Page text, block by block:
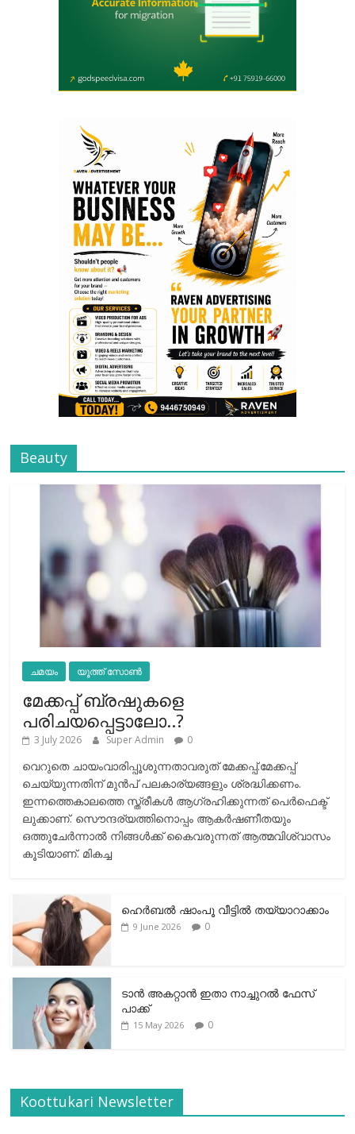
Beauty
ചമയം യൂത്ത് സോൺ
മേക്കപ്പ് ബ്രഷുകളെ
പരിചയപ്പെട്ടാലോ..?
3 July 2026 Super Admin 0
വെറുതെ ചായംവാരിപ്പൂശുന്നതാവരുത് മേക്കപ്പ്.മേക്കപ്പ്
ചെയ്യുന്നതിന് മുന്‍പ് പലകാര്യങ്ങളും ശ്രദ്ധിക്കണം.
ഇന്നത്തെകാലത്തെ സ്ത്രീകള്‍ ആഗ്രഹിക്കുന്നത് പെര്‍ഫെക്ട്
ലുക്കാണ്. സൌന്ദര്യത്തിനൊപ്പം ആകര്‍ഷണീതയും
ഒത്തുചേര്‍ന്നാല്‍ നിങ്ങള്‍ക്ക് കൈവരുന്നത് ആത്മവിശ്വാസം
കൂടിയാണ്. മികച്ച
ഹെര്‍ബല്‍ ഷാംപൂ വീട്ടില്‍ തയ്യാറാക്കാം
9 June 2026 0
ടാന്‍ അകറ്റാന്‍ ഇതാ നാച്ചുറല്‍ ഫേസ്
പാക്ക്
15 May 2026 0
Koottukari Newsletter